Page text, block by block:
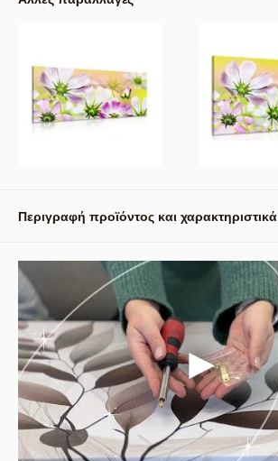
Περιγραφή προϊόντος και χαρακτηριστικά